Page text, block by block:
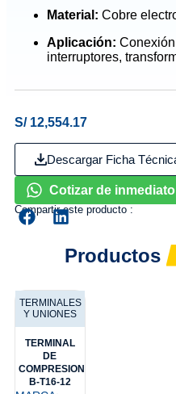
Material: Cobre
Aplicación:
interruptores,
S/12,554.17
Descargar Ficha
Cotizar de inmediato
Compartir este producto :
Productos
TERMINALES
Y UNIONES
TERMINAL
DE
COMPRESION
B-T16-12